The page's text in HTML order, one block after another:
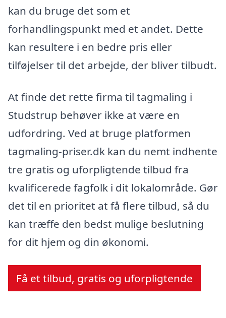
kan du bruge det som et
forhandlingspunkt med et andet. Dette
kan resultere i en bedre pris eller
tilføjelser til det arbejde, der bliver tilbudt.
At finde det rette firma til tagmaling i
Studstrup behøver ikke at være en
udfordring. Ved at bruge platformen
tagmaling-priser.dk kan du nemt indhente
tre gratis og uforpligtende tilbud fra
kvalificerede fagfolk i dit lokalområde. Gør
det til en prioritet at få flere tilbud, så du
kan træffe den bedst mulige beslutning
for dit hjem og din økonomi.
Få et tilbud, gratis og uforpligtende